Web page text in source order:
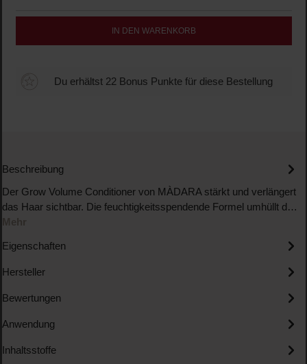
IN DEN WARENKORB
Du erhältst 22 Bonus Punkte für diese Bestellung
Beschreibung
Der Grow Volume Conditioner von MÀDARA stärkt und verlängert
das Haar sichtbar. Die feuchtigkeitsspendende Formel umhüllt d…
Mehr
Eigenschaften
Hersteller
Bewertungen
Anwendung
Inhaltsstoffe